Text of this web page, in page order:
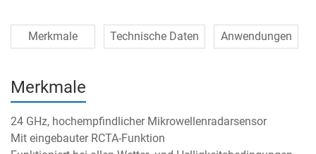
Merkmale Technische Daten Anwendungen
Merkmale
24 GHz, hochempfindlicher Mikrowellenradarsensor
Mit eingebauter RCTA-Funktion